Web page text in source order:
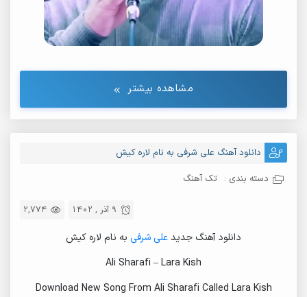
مشاهده بیشتر
دانلود آهنگ علی شرفی به نام لاره کیش
دسته بندی : تک آهنگ
2,774 9 آذر , 1402
دانلود آهنگ جدیدعلی شرفی به نام لاره کیش
Ali Sharafi – Lara Kish
Download New Song From Ali Sharafi Called Lara Kish